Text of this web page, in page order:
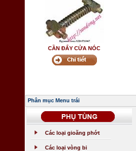
CẦN ĐẨY CỬA NÓC
Phân mục Menu trái
Các loại gioăng phớt
Các loại vòng bi